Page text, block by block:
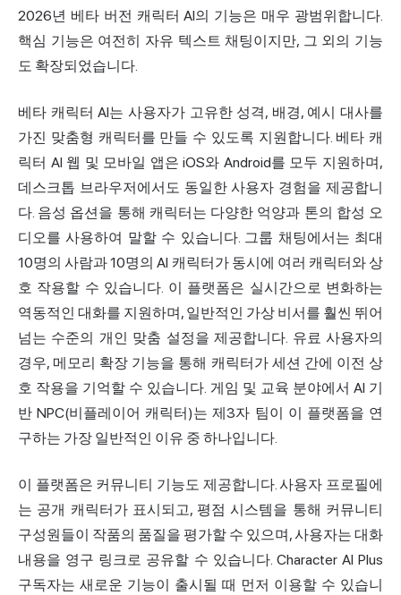
2026년 베타 버전 캐릭터 AI의 기능은 매우 광범위합니다.
핵심 기능은 여전히 자유 텍스트 채팅이지만, 그 외의 기능
도 확장되었습니다.
베타 캐릭터 AI는 사용자가 고유한 성격, 배경, 예시 대사를
가진 맞춤형 캐릭터를 만들 수 있도록 지원합니다. 베타 캐
릭터 AI 웹 및 모바일 앱은 iOS와 Android를 모두 지원하며,
데스크톱 브라우저에서도 동일한 사용자 경험을 제공합니
다. 음성 옵션을 통해 캐릭터는 다양한 억양과 톤의 합성 오
디오를 사용하여 말할 수 있습니다. 그룹 채팅에서는 최대
10명의 사람과 10명의 AI 캐릭터가 동시에 여러 캐릭터와 상
호 작용할 수 있습니다. 이 플랫폼은 실시간으로 변화하는
역동적인 대화를 지원하며, 일반적인 가상 비서를 훨씬 뛰어
넘는 수준의 개인 맞춤 설정을 제공합니다. 유료 사용자의
경우, 메모리 확장 기능을 통해 캐릭터가 세션 간에 이전 상
호 작용을 기억할 수 있습니다. 게임 및 교육 분야에서 AI 기
반 NPC(비플레이어 캐릭터)는 제3자 팀이 이 플랫폼을 연
구하는 가장 일반적인 이유 중 하나입니다.
이 플랫폼은 커뮤니티 기능도 제공합니다. 사용자 프로필에
는 공개 캐릭터가 표시되고, 평점 시스템을 통해 커뮤니티
구성원들이 작품의 품질을 평가할 수 있으며, 사용자는 대화
내용을 영구 링크로 공유할 수 있습니다. Character AI Plus
구독자는 새로운 기능이 출시될 때 먼저 이용할 수 있습니